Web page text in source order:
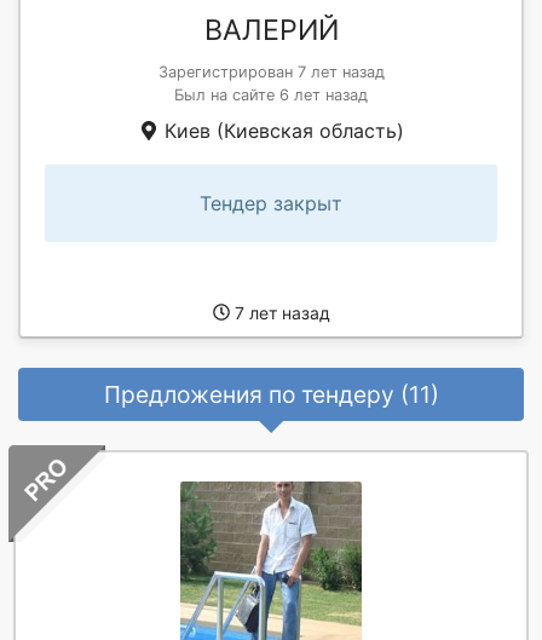
ВАЛЕРИЙ
Зарегистрирован 7 лет назад
Был на сайте 6 лет назад
Киев (Киевская область)
Тендер закрыт
7 лет назад
Предложения по тендеру (11)